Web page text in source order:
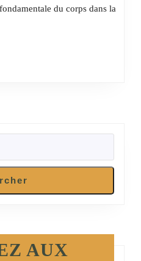
du corps dans la
AUX